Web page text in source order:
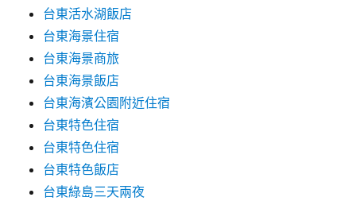
台東活水湖飯店
台東海景住宿
台東海景商旅
台東海景飯店
台東海濱公園附近住宿
台東特色住宿
台東特色住宿
台東特色飯店
台東綠島三天兩夜